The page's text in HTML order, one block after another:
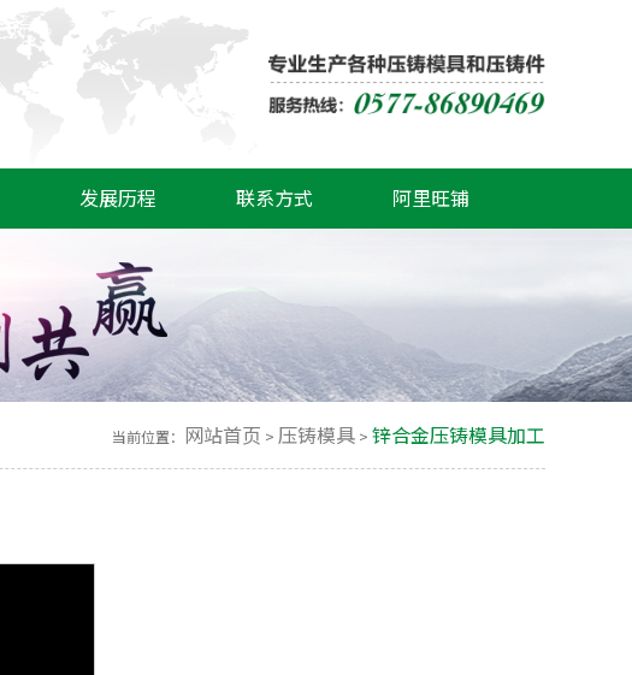
发展历程 联系方式 阿里旺铺
当前位置： 网站首页 > 压铸模具 > 锌合金压铸模具加工